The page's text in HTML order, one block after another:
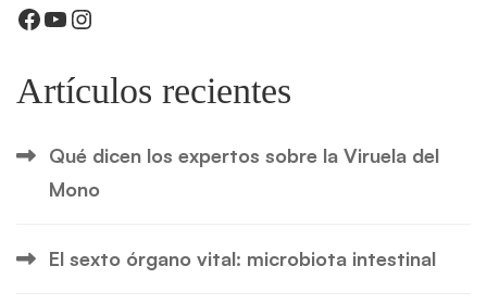
Facebook
YouTube
Instagram
Artículos recientes
Qué dicen los expertos sobre la Viruela del
Mono
El sexto órgano vital: microbiota intestinal